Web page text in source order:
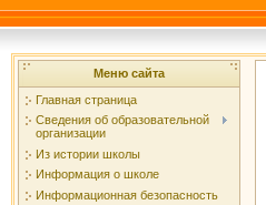
Меню сайта
Главная страница
Сведения об образовательной
организации
Из истории школы
Информация о школе
Информационная безопасность